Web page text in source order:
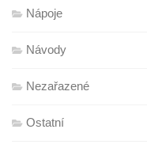
Nápoje
Návody
Nezařazené
Ostatní